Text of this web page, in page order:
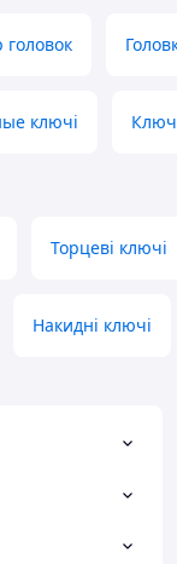
головок
ключі Ключ
Торцеві ключі
Накидні ключі